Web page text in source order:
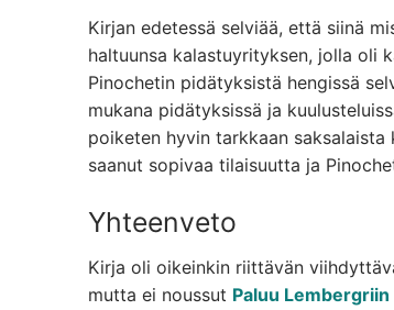
Kirjan edetessä selviää, että siinä
haltuunsa kalastuyrityksen, jolla oli
Pinochetin pidätyksistä hengissä
mukana pidätyksissä ja
poiketen hyvin tarkkaan
saanut sopivaa tilaisuutta ja
Yhteenveto
Kirja oli oikeinkin riittävän
mutta ei noussut Paluu Lembergriin